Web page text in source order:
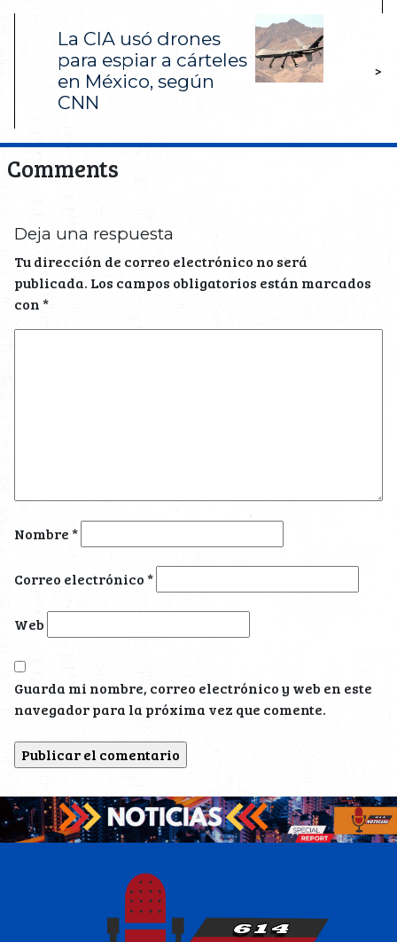
La CIA usó drones
para espiar a cárteles
en México, según
CNN
>
Comments
Deja una respuesta
Tu dirección de correo electrónico no será
publicada. Los campos obligatorios están marcados
con*
Nombre*
Correo electrónico*
Web
Guarda mi nombre, correo electrónico y web en este
navegador para la próxima vez que comente.